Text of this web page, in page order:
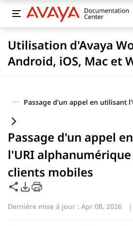
Utilisation d'Avaya
Android, iOS, Mac et
···
Passage d'un appel
l'URI
clients mobiles
Partager cette page
Options d'exportation PDF
Dernière mise à jour : Apr 08, 2026 |